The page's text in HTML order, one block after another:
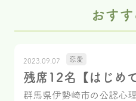
おす
2023.09.07 恋愛
残席12名【はじめ
群馬県伊勢崎市の公認心理